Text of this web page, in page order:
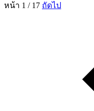
หน้า 1 / 17 ถัดไป